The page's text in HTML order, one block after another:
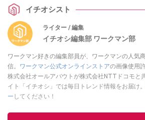
イチオシスト
ライター / 編集
イチオシ編集部 ワークマン部
ワークマン好きの編集部員が、ワークマンの人気
信。 ワークマン公式オンラインストアの画像使用
株式会社オールアバウトが株式会社NTTドコモと
イト「イチオシ」では毎日トレンド情報をお届け。
ー してください！
このイチオシ